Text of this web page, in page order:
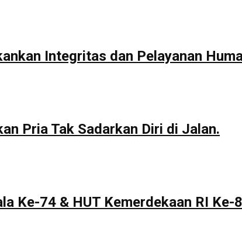
Integritas dan Pelayanan
Pria Tak Sadarkan Diri di Jalan.
Ke-74 & HUT Kemerdekaan RI